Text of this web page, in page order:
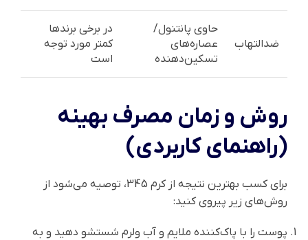
ضدالتهاب
حاوی پانتنول/
عصاره‌های
تسکین‌دهنده
در برخی برندها
کمتر مورد توجه
است
روش و زمان مصرف بهینه
(راهنمای کاربردی)
برای کسب بهترین نتیجه از کرم 345، توصیه می‌شود از
روش‌های زیر پیروی کنید:
پوست را با پاک‌کننده ملایم و آب ولرم شستشو دهید و به